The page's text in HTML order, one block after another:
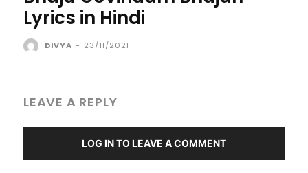
Lyrics in Hindi
DIVYA - 23/11/2021
LEAVE A REPLY
LOG IN TO LEAVE A COMMENT